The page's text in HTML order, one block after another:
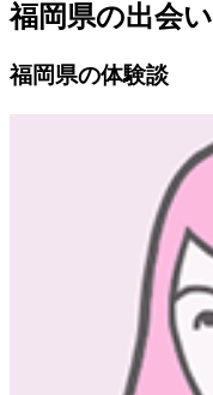
福岡県の出会い
福岡県の体験談